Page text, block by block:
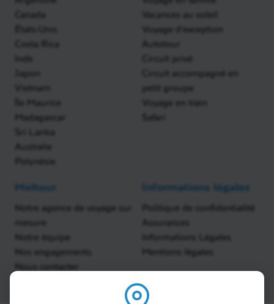
Canada
États-Unis
Costa Rica
Inde
Japon
Vietnam
Île Maurice
Madagascar
Sri Lanka
Australie
Polynésie
Vacances au soleil
Voyage d'exception
Autotour
Circuit privé
Circuit accompagné en
petit groupe
Voyage en train
Safari
Meltour
Notre agence de voyage sur
mesure
Notre équipe
Nos engagements
Nous contacter
Informations légales
Politique de confidentialité
Assurances
Informations Légales
Mentions légales